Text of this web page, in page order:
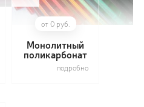
от 0 руб.
Монолитный
поликарбонат
подробно